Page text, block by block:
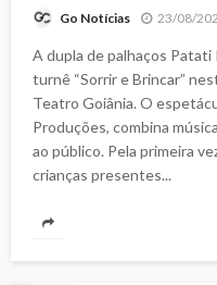
Go Notícias 23/08/
A dupla de palhaços Patati
turnê “Sorrir e Brincar”
Teatro Goiânia. O
Produções, combina
ao público. Pela primeira
crianças presentes...